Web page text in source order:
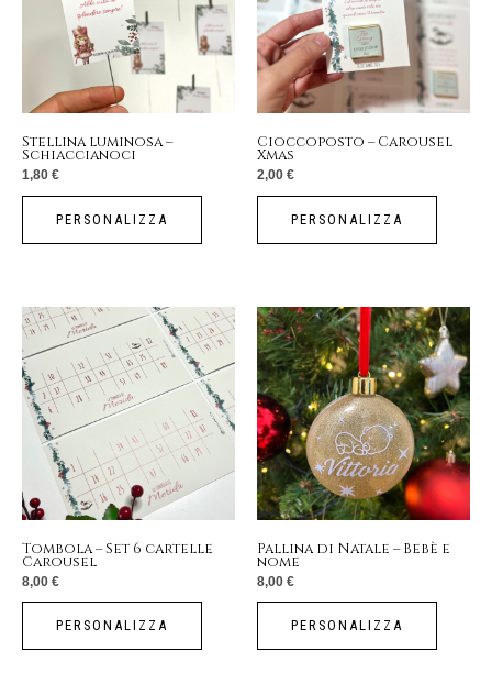
Stellina luminosa –
Schiaccianoci
1,80 €
PERSONALIZZA
Cioccoposto – Carousel
Xmas
2,00 €
PERSONALIZZA
Tombola – Set 6 cartelle
Carousel
8,00 €
PERSONALIZZA
Pallina di Natale – Bebè e
nome
8,00 €
PERSONALIZZA